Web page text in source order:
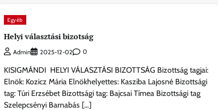
Egyéb
Helyi választási bizotság
Admin 2025-12-02 0
KISIGMÁNDI HELYI VÁLASZTÁSI BIZOTTSÁG Bizottság tagjai:
Elnök: Kozicz Mária Elnökhelyettes: Kasziba Lajosné Bizottsági
tag: Túri Erzsébet Bizottsági tag: Bajcsai Tímea Bizottsági tag
Szelepcsényi Barnabás […]